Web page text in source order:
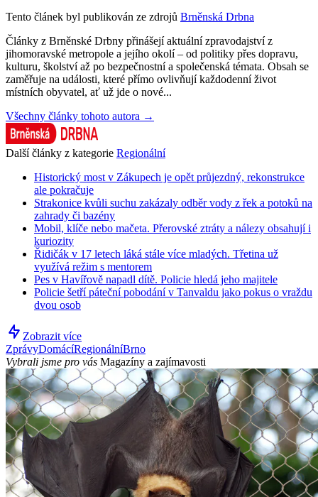
Tento článek byl publikován ze zdrojů Brněnská Drbna
Články z Brněnské Drbny přinášejí aktuální zpravodajství z
jihomoravské metropole a jejího okolí – od politiky přes dopravu,
kulturu, školství až po bezpečnostní a společenská témata. Obsah se
zaměřuje na události, které přímo ovlivňují každodenní život
místních obyvatel, ať už jde o nové...
Všechny články tohoto autora →
Další články z kategorie Regionální
Historický most v Zákupech je opět průjezdný, rekonstrukce
ale pokračuje
Strakonice kvůli suchu zakázaly odběr vody z řek a potoků na
zahrady či bazény
Mobil, klíče nebo mačeta. Přerovské ztráty a nálezy obsahují i
kuriozity
Řidičák v 17 letech láká stále více mladých. Třetina už
využívá režim s mentorem
Pes v Havířově napadl dítě. Policie hledá jeho majitele
Policie šetří páteční pobodání v Tanvaldu jako pokus o vraždu
dvou osob
Zobrazit více
ZprávyDomácíRegionálníBrno
Vybrali jsme pro vás Magazíny a zajímavosti